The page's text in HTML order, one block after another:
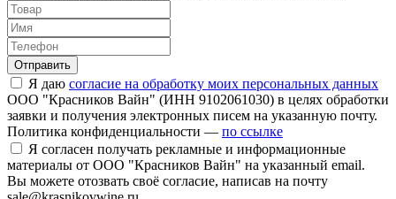
Отправить
Я даю согласие на обработку моих персональных данных
ООО "Красников Вайн" (ИНН 9102061030) в целях обработки
заявки и получения электронных писем на указанную почту.
Политика конфиденциальности — по ссылке
Я согласен получать рекламные и информационные
материалы от ООО "Красников Вайн" на указанный email.
Вы можете отозвать своё согласие, написав на почту